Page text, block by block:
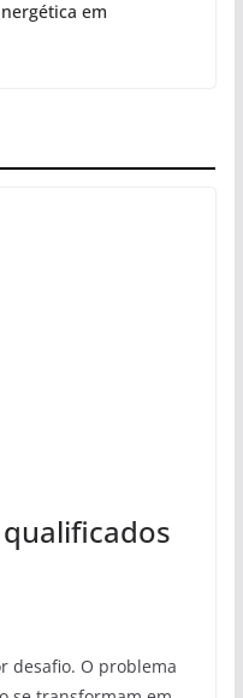
em
desafio. O problema